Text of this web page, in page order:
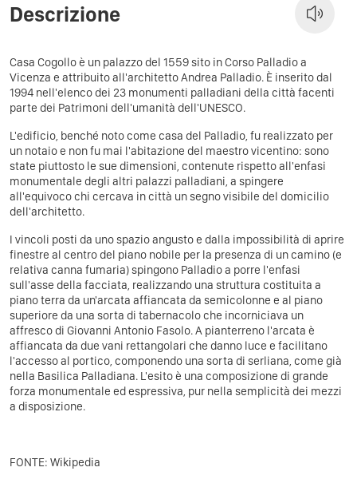
Descrizione
Casa Cogollo è un palazzo del 1559 sito in Corso Palladio a
Vicenza e attribuito all'architetto Andrea Palladio. È inserito dal
1994 nell'elenco dei 23 monumenti palladiani della città facenti
parte dei Patrimoni dell'umanità dell'UNESCO.
L'edificio, benché noto come casa del Palladio, fu realizzato per
un notaio e non fu mai l'abitazione del maestro vicentino: sono
state piuttosto le sue dimensioni, contenute rispetto all'enfasi
monumentale degli altri palazzi palladiani, a spingere
all'equivoco chi cercava in città un segno visibile del domicilio
dell'architetto.
I vincoli posti da uno spazio angusto e dalla impossibilità di aprire
finestre al centro del piano nobile per la presenza di un camino (e
relativa canna fumaria) spingono Palladio a porre l'enfasi
sull'asse della facciata, realizzando una struttura costituita a
piano terra da un'arcata affiancata da semicolonne e al piano
superiore da una sorta di tabernacolo che incorniciava un
affresco di Giovanni Antonio Fasolo. A pianterreno l'arcata è
affiancata da due vani rettangolari che danno luce e facilitano
l'accesso al portico, componendo una sorta di serliana, come già
nella Basilica Palladiana. L'esito è una composizione di grande
forza monumentale ed espressiva, pur nella semplicità dei mezzi
a disposizione.
FONTE: Wikipedia